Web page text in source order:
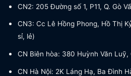
CN2: 205 Đường số 1, P11, Q. Gò
CN3: Cc Lê Hồng Phong, Hồ Thị
sỉ, lẻ)
CN Biên hòa: 380 Huỳnh Văn Luỹ,
CN Hà Nội: 2K Láng Hạ, Ba Đình